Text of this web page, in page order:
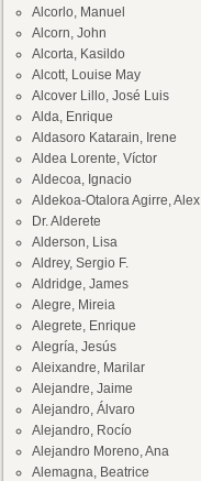
Alcorlo, Manuel
Alcorn, John
Alcorta, Kasildo
Alcott, Louise May
Alcover Lillo, José Luis
Alda, Enrique
Aldasoro Katarain, Irene
Aldea Lorente, Víctor
Aldecoa, Ignacio
Aldekoa-Otalora Agirre, Alex
Dr. Alderete
Alderson, Lisa
Aldrey, Sergio F.
Aldridge, James
Alegre, Mireia
Alegrete, Enrique
Alegría, Jesús
Aleixandre, Marilar
Alejandre, Jaime
Alejandro, Álvaro
Alejandro, Rocío
Alejandro Moreno, Ana
Alemagna, Beatrice